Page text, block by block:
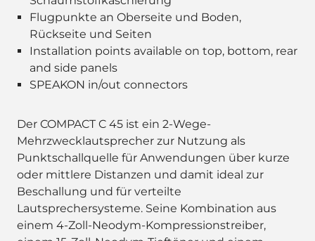
Flugpunkte an Oberseite und Boden,
Rückseite und Seiten
Installation points available on top, bottom, rear
and side panels
SPEAKON in/out connectors
Der COMPACT C 45 ist ein 2-Wege-
Mehrzwecklautsprecher zur Nutzung als
Punktschallquelle für Anwendungen über kurze
oder mittlere Distanzen und damit ideal zur
Beschallung und für verteilte
Lautsprechersysteme. Seine Kombination aus
einem 4-Zoll-Neodym-Kompressionstreiber,